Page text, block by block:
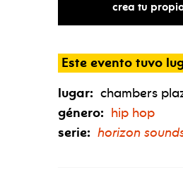
crea tu
Este evento tuvo
lugar: chambers
género: hip hop
serie: horizon